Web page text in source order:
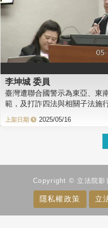
李坤城 委員
臺灣遭聯合國警示為東亞、東
範，及打詐四法與相關子法施
2025/05/16
Copyright © 立法院影
隱私權政策 立